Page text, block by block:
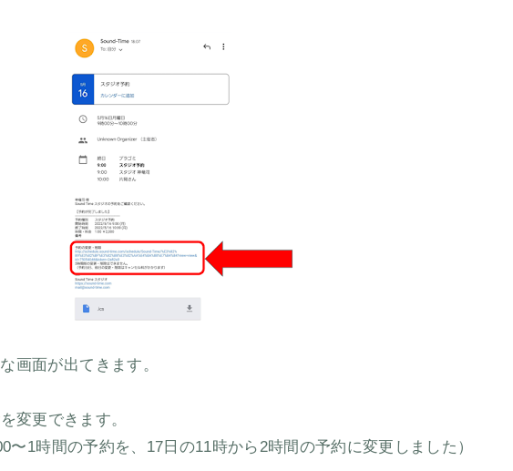
画面が出てきます。
を変更できます。
〜1時間の予約を、17日の11時から2時間の予約に変更しました）